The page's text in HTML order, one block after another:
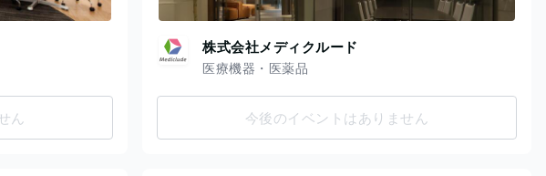
ん
株式会社メディクルード
医療機器・医薬品
今後のイベントはありません